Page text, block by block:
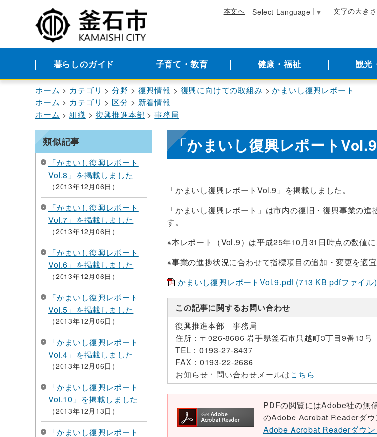
本文へ Select Language ▼ 文字の大きさ
暮らしのガイド 子育て・教育 健康・福祉 観光
ホーム カテゴリ 分野 復興情報 復興に向けての取組み
かまいし復興レポート
ホーム
カテゴリ 区分
新着情報
ホーム
組織 復興推進本部 事務局
類似記事
「かまいし復興レポート
Vol.8」を掲載しました
2013年12月06日
「かまいし復興レポート
Vol.7」を掲載しました
2013年12月06日
「かまいし復興レポート
Vol.6」を掲載しました
2013年12月06日
「かまいし復興レポート
Vol.5」を掲載しました
2013年12月06日
「かまいし復興レポート
Vol.4」を掲載しました
2013年12月06日
「かまいし復興レポート
Vol.10」を掲載しました
2013年12月13日
「かまいし復興レポート
「かまいし復興レポート
「かまいし復興レポートVol.9」を掲載しました。
「かまいし復興レポート」は市内の復旧・復興事業の
す。
※本レポート（Vol.9）は平成25年10月31日時点の数値に
※事業の進捗状況に合わせて指標項目の追加・変更を適宜
かまいし復興レポートVol.9.pdf (713 KB pdfファイル)
この記事に関するお問い合わせ
復興推進本部 事務局
住所： 〒026-8686 岩手県釜石市只越町3丁目9番13号
TEL：0193-27-8437
FAX：0193-22-2686
お知らせ： 問い合わせメールはこちら
PDFの閲覧にはAdobe社の無
のAdobe Acrobat Readerダウ
Adobe Acrobat Readerダウン